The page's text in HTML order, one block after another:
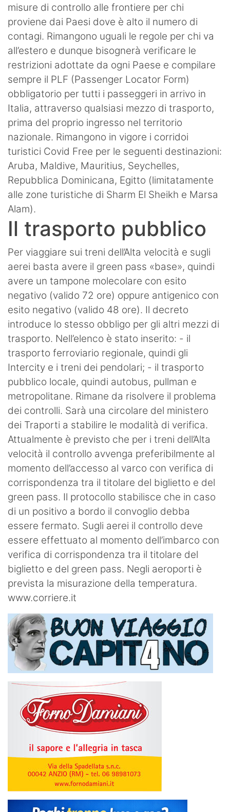
misure di controllo alle frontiere per chi
proviene dai Paesi dove è alto il numero di
contagi. Rimangono uguali le regole per chi va
all’estero e dunque bisognerà verificare le
restrizioni adottate da ogni Paese e compilare
sempre il PLF (Passenger Locator Form)
obbligatorio per tutti i passeggeri in arrivo in
Italia, attraverso qualsiasi mezzo di trasporto,
prima del proprio ingresso nel territorio
nazionale. Rimangono in vigore i corridoi
turistici Covid Free per le seguenti destinazioni:
Aruba, Maldive, Mauritius, Seychelles,
Repubblica Dominicana, Egitto (limitatamente
alle zone turistiche di Sharm El Sheikh e Marsa
Alam).
Il trasporto pubblico
Per viaggiare sui treni dell’Alta velocità e sugli
aerei basta avere il green pass «base», quindi
avere un tampone molecolare con esito
negativo (valido 72 ore) oppure antigenico con
esito negativo (valido 48 ore). Il decreto
introduce lo stesso obbligo per gli altri mezzi di
trasporto. Nell’elenco è stato inserito: - il
trasporto ferroviario regionale, quindi gli
Intercity e i treni dei pendolari; - il trasporto
pubblico locale, quindi autobus, pullman e
metropolitane. Rimane da risolvere il problema
dei controlli. Sarà una circolare del ministero
dei Traporti a stabilire le modalità di verifica.
Attualmente è previsto che per i treni dell’Alta
velocità il controllo avvenga preferibilmente al
momento dell’accesso al varco con verifica di
corrispondenza tra il titolare del biglietto e del
green pass. Il protocollo stabilisce che in caso
di un positivo a bordo il convoglio debba
essere fermato. Sugli aerei il controllo deve
essere effettuato al momento dell’imbarco con
verifica di corrispondenza tra il titolare del
biglietto e del green pass. Negli aeroporti è
prevista la misurazione della temperatura.
www.corriere.it